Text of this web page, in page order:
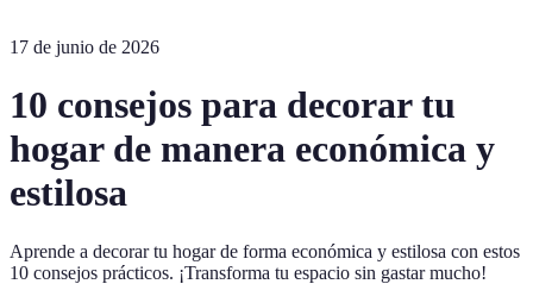
17 de junio de 2026
10 consejos para decorar tu
hogar de manera económica y
estilosa
Aprende a decorar tu hogar de forma económica y estilosa con estos
10 consejos prácticos. ¡Transforma tu espacio sin gastar mucho!